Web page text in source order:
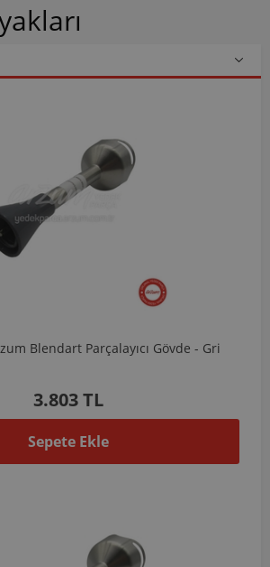
Blendart Parçalayıcı Gövde - Gri
3.803 TL
Sepete Ekle